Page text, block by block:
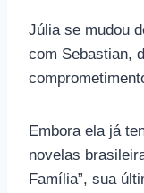
Júlia se mudou
com Sebastian,
Embora ela já
novelas
Família”, sua